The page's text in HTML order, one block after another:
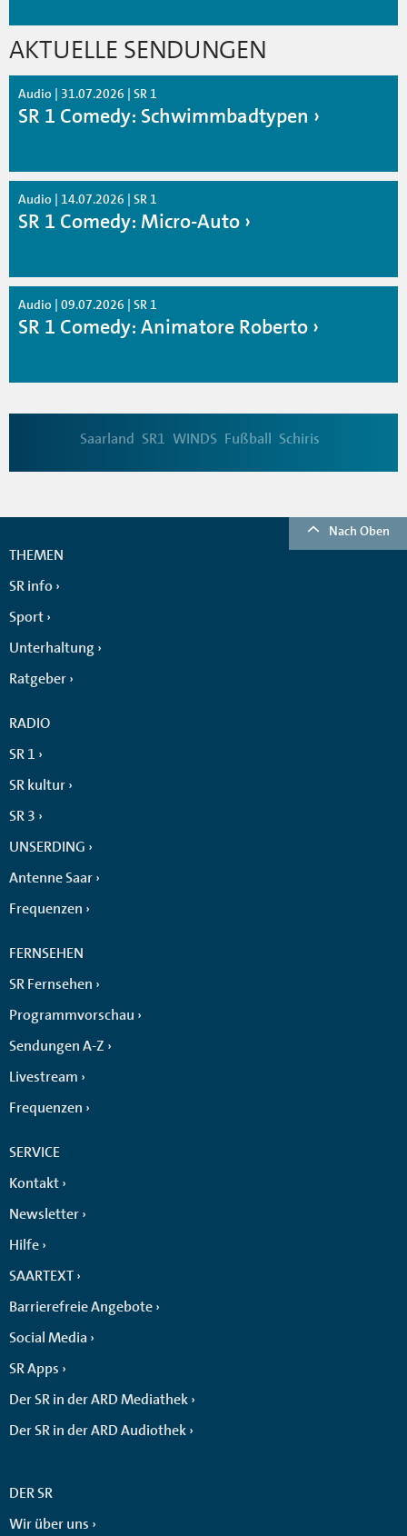
AKTUELLE SENDUNGEN
Audio | 31.07.2026 | SR 1
SR 1 Comedy: Schwimmbadtypen
Audio | 14.07.2026 | SR 1
SR 1 Comedy: Micro-Auto
Audio | 09.07.2026 | SR 1
SR 1 Comedy: Animatore Roberto
Saarland SR1 WINDS Fußball Schiris
Nach Oben
THEMEN
SR info
Sport
Unterhaltung
Ratgeber
RADIO
SR 1
SR kultur
SR 3
UNSERDING
Antenne Saar
Frequenzen
FERNSEHEN
SR Fernsehen
Programmvorschau
Sendungen A-Z
Livestream
Frequenzen
SERVICE
Kontakt
Newsletter
Hilfe
SAARTEXT
Barrierefreie Angebote
Social Media
SR Apps
Der SR in der ARD Mediathek
Der SR in der ARD Audiothek
DER SR
Wir über uns